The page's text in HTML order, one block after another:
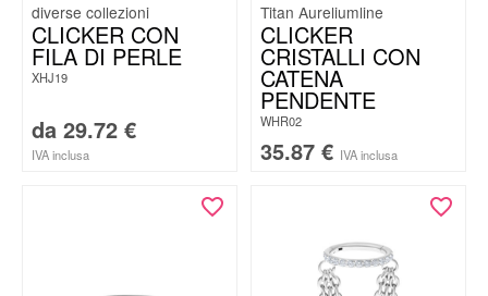
CLICKER CON
FILA DI PERLE
XHJ19
da 29.72 €
IVA inclusa
Titan Aureliumline
CLICKER
CRISTALLI CON
CATENA
PENDENTE
WHR02
35.87 € IVA inclusa